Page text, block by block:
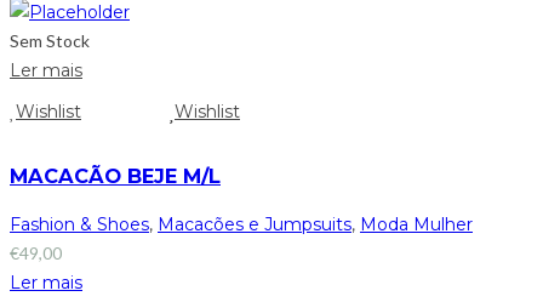
Sem Stock
Ler mais
Wishlist
Wishlist
MACACÃO BEJE M/L
Fashion & Shoes, Macacões e Jumpsuits, Moda Mulher
€49,00
Ler mais